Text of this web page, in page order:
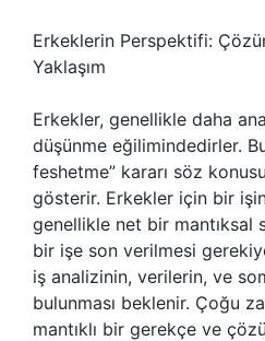
Erkeklerin Perspektifi:
Yaklaşım
Erkekler, genellikle daha
düşünme eğilimindedirler.
feshetme” kararı söz
gösterir. Erkekler için bir
genellikle net bir mantıksal
bir işe son verilmesi
iş analizinin, verilerin, ve
bulunması beklenir. Çoğu
mantıklı bir gerekçe ve